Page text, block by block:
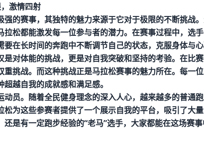
激情四射
的赛事，其独特的魅力来源于它对于极限的不断挑战
松都能激发每一位参与者的潜力。在赛事过程中，选
在长时间的奔跑中不断调节自己的状态，克服身体与心
对体能的挑战，更是对自我突破和坚持的考验。在比
挑战。而这种挑战正是马拉松赛事的魅力所在。每一位
越自我的成就感和满足感。
员。随着全民健身理念的深入人心，越来越多的普通
为这些参赛者提供了一个展示自我的平台，吸引了大
是有一定跑步经验的“老马”选手，大家都能在这场赛